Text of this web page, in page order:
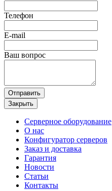
Телефон
E-mail
Ваш вопрос
Отправить
Закрыть
Серверное оборудование
О нас
Конфигуратор серверов
Заказ и доставка
Гарантия
Новости
Статьи
Контакты